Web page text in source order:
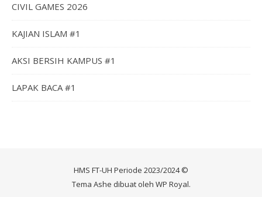
CIVIL GAMES 2026
KAJIAN ISLAM #1
AKSI BERSIH KAMPUS #1
LAPAK BACA #1
HMS FT-UH Periode 2023/2024 ©
Tema Ashe dibuat oleh WP Royal.